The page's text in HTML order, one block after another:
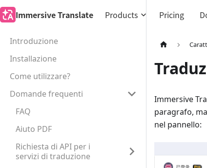
Immersive Translate Products Pricing
Introduzione
Installazione
Come utilizzare?
Domande frequenti
FAQ
Aiuto PDF
Richiesta di API per i
servizi di traduzione
Immersive
paragrafo,
nel pannello: